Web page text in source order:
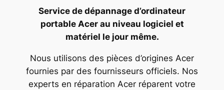
Service de dépannage d’ordinateur
portable Acer au niveau logiciel et
matériel le jour même.
Nous utilisons des pièces d’origines Acer
fournies par des fournisseurs officiels. Nos
experts en réparation Acer réparent votre